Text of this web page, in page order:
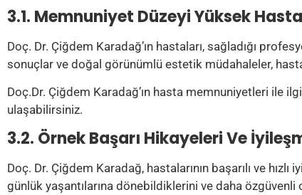
3.1. Memnuniyet Düzeyi Yüksek
Doç. Dr. Çiğdem Karadağ’ın hastaları, sağladığı
sonuçlar ve doğal görünümlü estetik müdahaleler,
Doç.Dr. Çiğdem Karadağ’ın hasta memnuniyetleri ile
ulaşabilirsiniz.
3.2. Örnek Başarı Hikayeleri Ve
Doç. Dr. Çiğdem Karadağ, hastalarının başarılı ve
günlük yaşantılarına dönebildiklerini ve daha